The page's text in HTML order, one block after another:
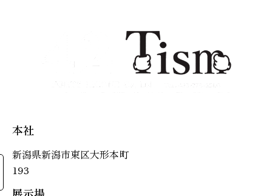
本社
新潟県新潟市東区大形本町
193